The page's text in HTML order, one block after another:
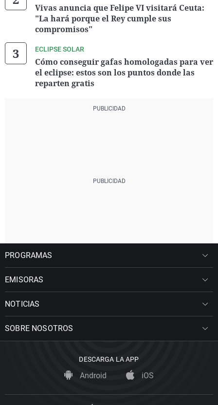
Vivas anuncia que Felipe VI visitará Ceuta:
"La hará porque el Rey cumple sus
compromisos"
ECLIPSE SOLAR
Cómo conseguir gafas homologadas para ver
el eclipse: estos son los puntos donde las
reparten gratis
PROGRAMAS
EMISORAS
NOTICIAS
SOBRE NOSOTROS
DESCARGA LA APP
Android iOS